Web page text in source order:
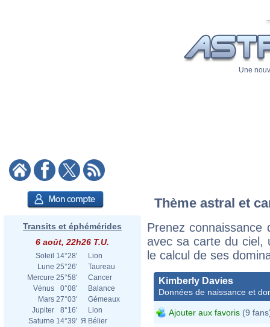
Une
Transits et éphémérides
6 août, 22h26 T.U.
Soleil 14°28'
Lion
Lune 25°26'
Taureau
Mercure 25°58'
Cancer
Vénus
0°08'
Balance
Mars 27°03'
Gémeaux
Jupiter
8°16'
Lion
Saturne 14°39' Я Bélier
Thème astral et
Prenez connaissance
avec sa carte du ciel,
le calcul de ses
Kimberly Davies
Données de naissance et
Ajouter aux favoris (9